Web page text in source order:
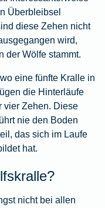
Überbleibsel
diese Zehen nicht
wird,
der Wölfe stammt.
eine fünfte Kralle in
die Hinterläufe
vier Zehen. Diese
nie den Boden
das sich im Laufe
hat.
nicht bei allen